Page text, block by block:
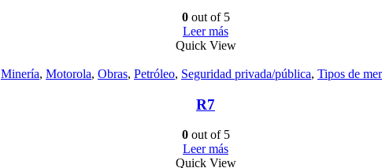
0out of 5
Leer más
Quick View
Minería, Motorola, Obras, Petróleo, Seguridad privada/pública, Tipos de
R7
0out of 5
Leer más
Quick View